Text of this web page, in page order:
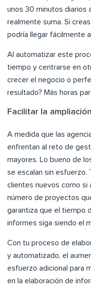
unos 30 minutos diarios
realmente suma. Si
podría llegar fácilmente
Al automatizar este
tiempo y centrarse en
crecer el negocio o
resultado? Más horas
Facilitar la
A medida que las
enfrentan al reto de
mayores. Lo bueno de
se escalan sin esfuerzo.
clientes nuevos como si
número de proyectos
garantiza que el tiempo
informes siga siendo el
Con tu proceso de
y automatizado, el
esfuerzo adicional para
en la elaboración de